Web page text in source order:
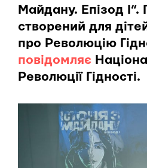
Майдану. Епізод І”.
створений для
про Революцію
повідомляє
Революції Гідності.